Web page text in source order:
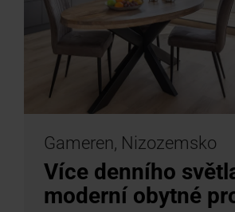
Gameren, Nizozemsko
Více denního
moderní obytné